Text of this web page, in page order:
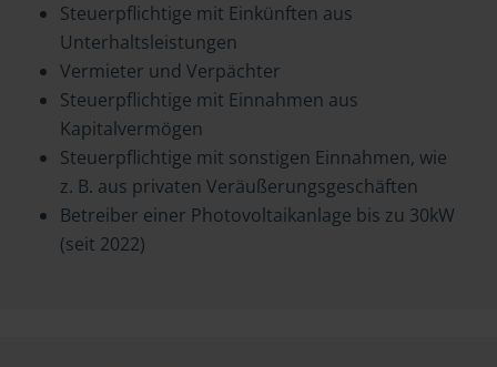
Steuerpflichtige mit Einkünften aus
Unterhaltsleistungen
Vermieter und Verpächter
Steuerpflichtige mit Einnahmen aus
Kapitalvermögen
Steuerpflichtige mit sonstigen Einnahmen, wie
z. B. aus privaten Veräußerungsgeschäften
Betreiber einer Photovoltaikanlage bis zu 30kW
(seit 2022)